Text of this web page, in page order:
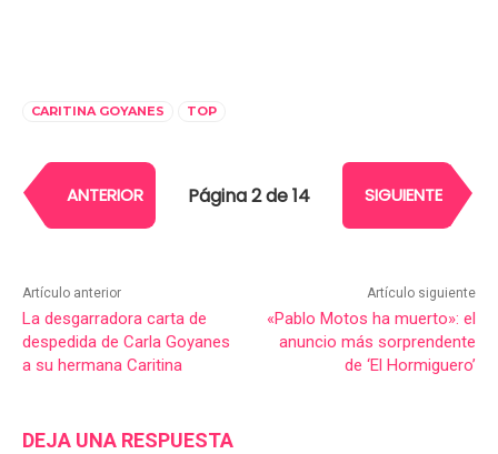
CARITINA GOYANES TOP
ANTERIOR Página 2 de 14 SIGUIENTE
Artículo anterior
La desgarradora carta de
despedida de Carla Goyanes
a su hermana Caritina
Artículo siguiente
«Pablo Motos ha muerto»: el
anuncio más sorprendente
de ‘El Hormiguero’
DEJA UNA RESPUESTA